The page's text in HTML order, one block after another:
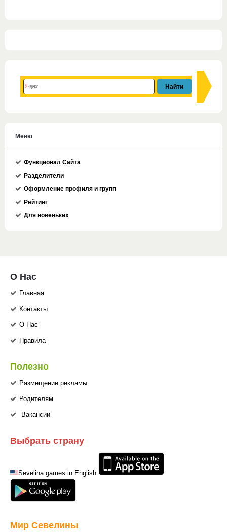
Меню
Функционал Сайта
Разделители
Оформление профиля и групп
Рейтинг
Для новеньких
О Нас
Главная
Контакты
О Нас
Правила
Полезно
Размещение рекламы
Родителям
Вакансии
Выбрать страну
Sevelina games in English
Мир Севелины